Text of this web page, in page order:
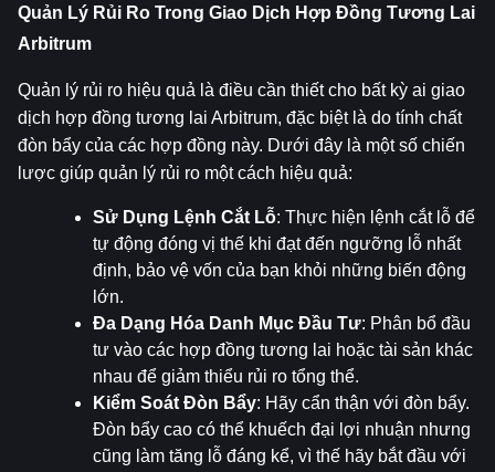
Quản Lý Rủi Ro Trong Giao Dịch Hợp Đồng Tương Lai
Arbitrum
Quản lý rủi ro hiệu quả là điều cần thiết cho bất kỳ ai giao
dịch hợp đồng tương lai Arbitrum, đặc biệt là do tính chất
đòn bẩy của các hợp đồng này. Dưới đây là một số chiến
lược giúp quản lý rủi ro một cách hiệu quả:
Sử Dụng Lệnh Cắt Lỗ: Thực hiện lệnh cắt lỗ để
tự động đóng vị thế khi đạt đến ngưỡng lỗ nhất
định, bảo vệ vốn của bạn khỏi những biến động
lớn.
Đa Dạng Hóa Danh Mục Đầu Tư: Phân bổ đầu
tư vào các hợp đồng tương lai hoặc tài sản khác
nhau để giảm thiểu rủi ro tổng thể.
Kiểm Soát Đòn Bẩy: Hãy cẩn thận với đòn bẩy.
Đòn bẩy cao có thể khuếch đại lợi nhuận nhưng
cũng làm tăng lỗ đáng kể, vì thế hãy bắt đầu với